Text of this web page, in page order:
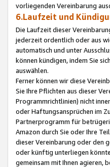
vorliegenden Vereinbarung
6.Laufzeit und
Die Laufzeit dieser
jederzeit ordentlich oder aus
automatisch und unter
können kündigen, indem Sie
auswählen.
Ferner können wir diese
Sie Ihre Pflichten aus dieser
Programmrichtlinien) nicht
oder Haftungsansprüchen im
Partnerprogramm für
Amazon durch Sie oder Ihre
dieser Vereinbarung oder den
oder künftig unterliegen
gemeinsam mit Ihnen agieren,